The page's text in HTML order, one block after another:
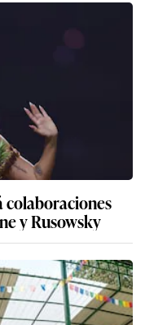
colaboraciones
y Rusowsky